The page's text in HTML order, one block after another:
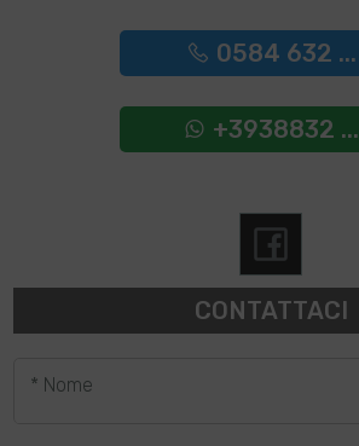
0584 632 ...
+3938832 ...
CONTATTACI
* Nome